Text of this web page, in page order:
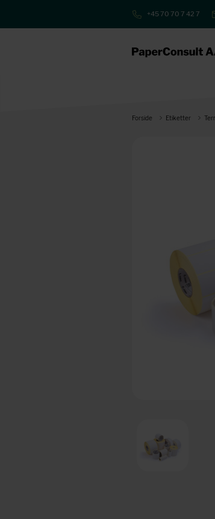
+45 70 70 7 42 7
Forside Etiketter